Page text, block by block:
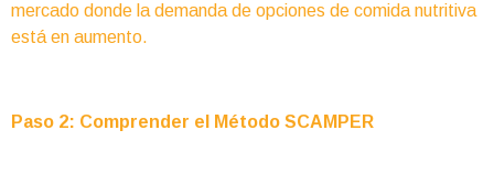
mercado donde la demanda de opciones de comida nutritiva
está en aumento.
Paso 2: Comprender el Método SCAMPER